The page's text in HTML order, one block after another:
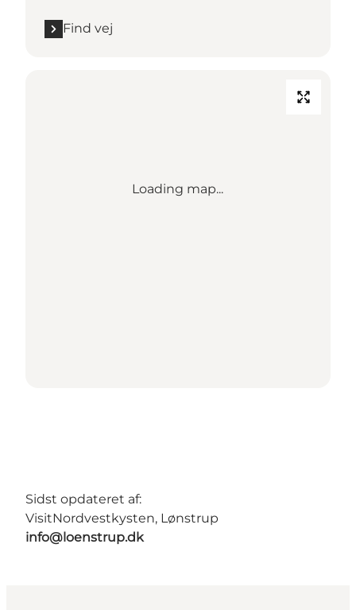
Find vej
Loading map...
Sidst opdateret af:
VisitNordvestkysten, Lønstrup
info@loenstrup.dk